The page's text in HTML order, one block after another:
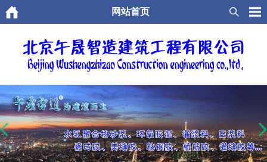
网站首页